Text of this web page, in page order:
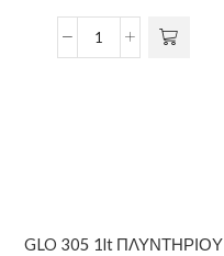
GLO 305 1lt ΠΛΥΝΤΗΡΙΟΥ